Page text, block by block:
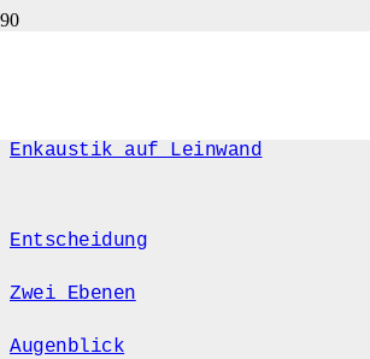
Enkaustik auf Leinwand
Entscheidung
Zwei Ebenen
Augenblick